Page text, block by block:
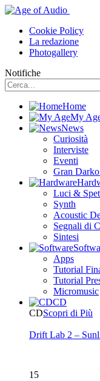
Cookie Policy
La redazione
Photogallery
Notifiche
Home
My
News
Curiosità
Interviste
Eventi
Gran
Luci &
Synth
Acoustic
Segnali di
Sintesi
Apps
Tutorial
Tutorial
Micromusic
CD
CDScopri di Più
Drift Lab 2 –
15